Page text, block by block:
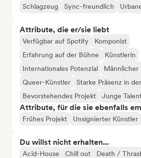
Schlagzeug Sync-freundlich
Attribute, die er/sie liebt
Verfügbar auf Spotify
Komponist
Erfahrung auf der Bühne
Künstlerin
Internationales Potenzial
Männlicher
Queer-Künstler
Starke Präsenz in
Bevorstehendes Projekt
Junge
Attribute, für die sie ebenfalls
Frühes Projekt Unsignierter Künstler
Du willst nicht erhalten...
Acid-House Chill out Death /